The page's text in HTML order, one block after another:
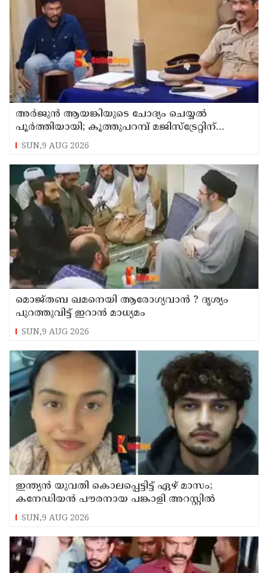
അര്‍ജുന്‍ ആയങ്കിയുടെ ചോദ്യം ചെയ്യല്‍
പൂര്‍ത്തിയായി; കൂത്തുപറമ്പ് മജിസ്ട്രേറ്റിന്
മുൻപില്‍ ഹാജരാക്കും
SUN,9 AUG 2026
മൊജ്തബ ഖമനെയി ആരോഗ്യവാന്‍ ? ദൃശ്യം
പുറത്തുവിട്ട് ഇറാന്‍ മാധ്യമം
SUN,9 AUG 2026
ഇന്ത്യന്‍ യുവതി കൊലപ്പെട്ടിട്ട് ഏഴ് മാസം;
കനേഡിയന്‍ പൗരനായ പങ്കാളി അറസ്റ്റില്‍
SUN,9 AUG 2026